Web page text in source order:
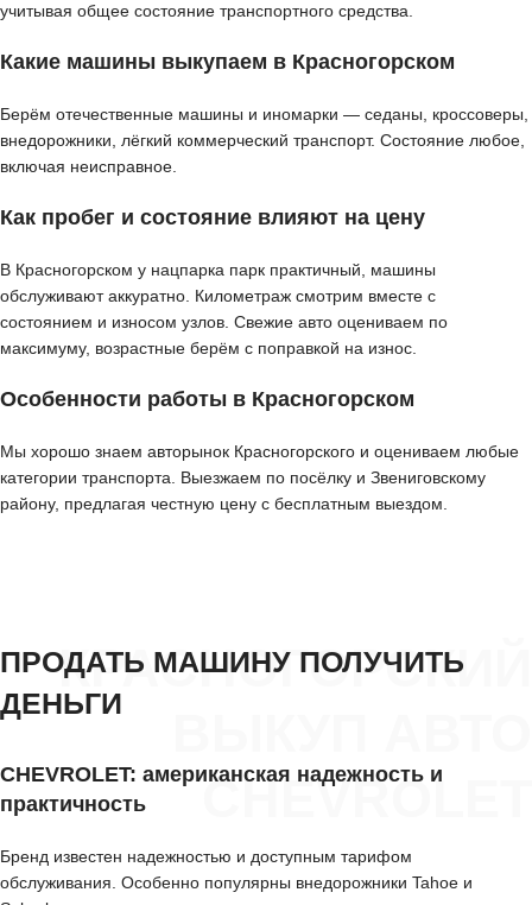
учитывая общее состояние транспортного средства.
Какие машины выкупаем в Красногорском
Берём отечественные машины и иномарки — седаны, кроссоверы,
внедорожники, лёгкий коммерческий транспорт. Состояние любое,
включая неисправное.
Как пробег и состояние влияют на цену
В Красногорском у нацпарка парк практичный, машины
обслуживают аккуратно. Километраж смотрим вместе с
состоянием и износом узлов. Свежие авто оцениваем по
максимуму, возрастные берём с поправкой на износ.
Особенности работы в Красногорском
Мы хорошо знаем авторынок Красногорского и оцениваем любые
категории транспорта. Выезжаем по посёлку и Звениговскому
району, предлагая честную цену с бесплатным выездом.
КРАСНОГОРСКИЙ
CHEVROLET
ПРОДАТЬ МАШИНУ ПОЛУЧИТЬ
ДЕНЬГИ
CHEVROLET: американская надежность и
практичность
Бренд известен надежностью и доступным тарифом
обслуживания. Особенно популярны внедорожники Tahoe и